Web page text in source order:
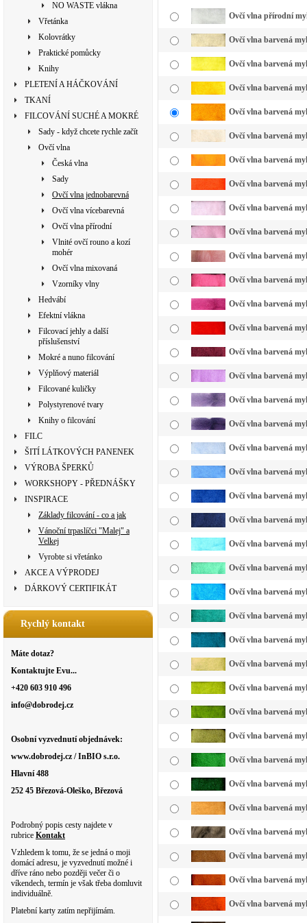
NO WASTE vlákna
Vřetánka
Kolovrátky
Praktické pomůcky
Knihy
PLETENÍ A HÁČKOVÁNÍ
TKANÍ
FILCOVÁNÍ SUCHÉ A MOKRÉ
Sady - když chcete rychle začít
Ovčí vlna
Česká vlna
Sady
Ovčí vlna jednobarevná
Ovčí vlna vícebarevná
Ovčí vlna přírodní
Vlnité ovčí rouno a kozí
mohér
Ovčí vlna mixovaná
Vzorníky vlny
Hedvábí
Efektní vlákna
Filcovací jehly a další
příslušenství
Mokré a nuno filcování
Výplňový materiál
Filcované kuličky
Polystyrenové tvary
Knihy o filcování
FILC
ŠITÍ LÁTKOVÝCH PANENEK
VÝROBA ŠPERKŮ
WORKSHOPY - PŘEDNÁŠKY
INSPIRACE
Základy filcování - co a jak
Vánoční trpaslíčci "Malej" a
Velkej
Vyrobte si vřetánko
AKCE A VÝPRODEJ
DÁRKOVÝ CERTIFIKÁT
Rychlý kontakt
Máte dotaz?
Kontaktujte Evu...
+420 603 910 496
info@dobrodej.cz
Osobní vyzvednutí objednávek:
www.dobrodej.cz / InBIO s.r.o.
Hlavní 488
252 45 Březová-Oleško, Březová
Podrobný popis cesty najdete v
rubrice Kontakt
Vzhledem k tomu, že se jedná o moji
domácí adresu, je vyzvednutí možné i
dříve ráno nebo později večer či o
víkendech, termín je však třeba domluvit
individuálně.
Platební karty zatím nepřijímám.
Ovčí vlna přírodní
Ovčí vlna barvená
Ovčí vlna barvená
Ovčí vlna barvená
Ovčí vlna barvená
Ovčí vlna barvená
Ovčí vlna barvená
Ovčí vlna barvená
Ovčí vlna barvená
Ovčí vlna barvená
Ovčí vlna barvená
Ovčí vlna barvená
Ovčí vlna barvená
Ovčí vlna barvená
Ovčí vlna barvená
Ovčí vlna barvená
Ovčí vlna barvená
Ovčí vlna barvená
Ovčí vlna barvená
Ovčí vlna barvená
Ovčí vlna barvená
Ovčí vlna barvená
Ovčí vlna barvená
Ovčí vlna barvená
Ovčí vlna barvená
Ovčí vlna barvená
Ovčí vlna barvená
Ovčí vlna barvená
Ovčí vlna barvená
Ovčí vlna barvená
Ovčí vlna barvená
Ovčí vlna barvená
Ovčí vlna barvená
Ovčí vlna barvená
Ovčí vlna barvená
Ovčí vlna barvená
Ovčí vlna barvená
Ovčí vlna barvená